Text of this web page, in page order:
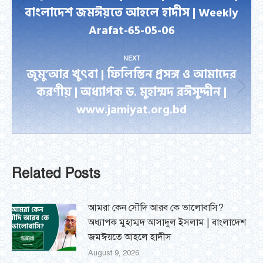
Previous
post:
বাংলাদেশ জমঈয়তে আহলে হাদীস | Weekly
Arafat-65-05-06
NEXT
Next
post:
জুমু’আর খুৎবা | ফিলিস্তিন প্রসঙ্গ ও আমাদের
করণীয় | অধ্যাপক ড. মুহাম্মদ রঈসুদ্দীন |
www.jamiyat.org.bd
Related Posts
আমরা কেন সৌদি আরব কে ভালোবাসি?
অধ্যাপক মুহাম্মদ আসাদুল ইসলাম | বাংলাদেশ
জমঈয়তে আহলে হাদীস
August 9, 2026